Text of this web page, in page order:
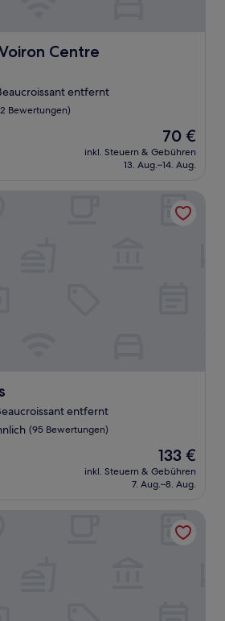
Centre
Centre
entfernt
Bewertungen)
Der
Preis
beträgt
70 €
inkl. Steuern & Gebühren
13. Aug.–14. Aug.
entfernt
(95 Bewertungen)
Der
Preis
beträgt
133 €
inkl. Steuern & Gebühren
7. Aug.–8. Aug.